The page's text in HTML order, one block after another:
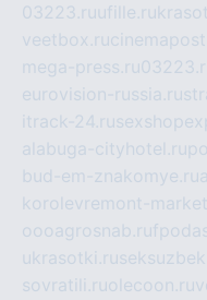
03223.ruufille.ru
veetbox.ru
mega-press.ru
eurovision-russia.ru
itrack-24.ru
alabuga-cityhotel.ru
bud-em-znakomye.ru
korolevremont-
oooagrosnab.ru
ukrasotki.ru
sovratili.ruolecoon.ru